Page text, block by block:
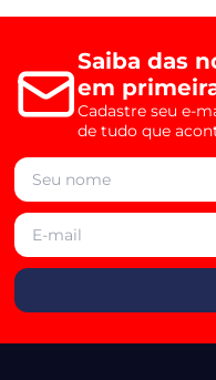
Saiba das
em
Cadastre seu e-
de tudo que